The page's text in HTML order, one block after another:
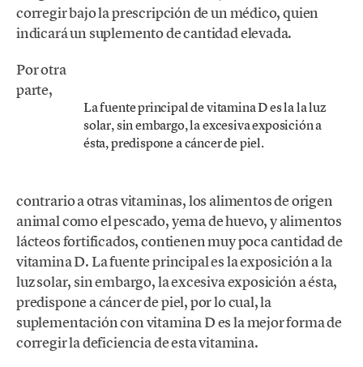
corregir bajo la prescripción de un médico, quien
indicará un suplemento de cantidad elevada.
La fuente principal de vitamina D es la la luz
solar, sin embargo, la excesiva exposición a
ésta, predispone a cáncer de piel.
Por otra
parte,
contrario a otras vitaminas, los alimentos de origen
animal como el pescado, yema de huevo, y alimentos
lácteos fortificados, contienen muy poca cantidad de
vitamina D. La fuente principal es la exposición a la
luz solar, sin embargo, la excesiva exposición a ésta,
predispone a cáncer de piel, por lo cual, la
suplementación con vitamina D es la mejor forma de
corregir la deficiencia de esta vitamina.